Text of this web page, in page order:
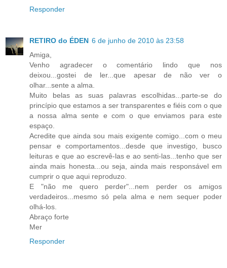
Responder
RETIRO do ÉDEN 6 de junho de 2010 às 23:58
Amiga,
Venho agradecer o comentário lindo que nos
deixou...gostei de ler...que apesar de não ver o
olhar...sente a alma.
Muito belas as suas palavras escolhidas...parte-se do
princípio que estamos a ser transparentes e fiéis com o que
a nossa alma sente e com o que enviamos para este
espaço.
Acredite que ainda sou mais exigente comigo...com o meu
pensar e comportamentos...desde que investigo, busco
leituras e que ao escrevê-las e ao senti-las...tenho que ser
ainda mais honesta...ou seja, ainda mais responsável em
cumprir o que aqui reproduzo.
E "não me quero perder"...nem perder os amigos
verdadeiros...mesmo só pela alma e nem sequer poder
olhá-los.
Abraço forte
Mer
Responder